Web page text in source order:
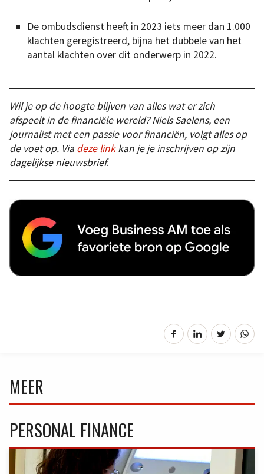
De ombudsdienst heeft in 2023 iets meer dan 1.000
klachten geregistreerd, bijna het dubbele van het
aantal klachten over dit onderwerp in 2022.
Wil je op de hoogte blijven van alles wat er zich
afspeelt in de financiële wereld? Niels Saelens, een
journalist met een passie voor financiën, volgt alles op
de voet op. Via deze linkkan je je inschrijven op zijn
dagelijkse nieuwsbrief.
MEER
PERSONAL FINANCE